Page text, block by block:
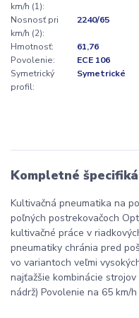
km/h (1):
Nosnosť pri
km/h (2):
2240/65
Hmotnosť:
61,76
Povolenie:
ECE 106
Symetrický
profil:
Symetrické
Kompletné
Kultivačná pneumatika na
poľných postrekovačoch
kultivačné práce v
pneumatiky chránia pred
vo variantoch veľmi
najťažšie kombinácie
nádrž) Povolenie na 65 km/